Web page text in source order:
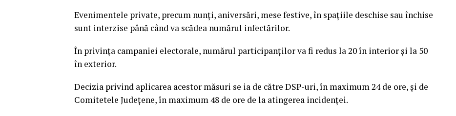
Evenimentele private, precum nunți, aniversări, mese festive, în spațiile deschise sau închise
sunt interzise până când va scădea numărul infectărilor.
În privința campaniei electorale, numărul participanților va fi redus la 20 în interior și la 50
în exterior.
Decizia privind aplicarea acestor măsuri se ia de către DSP-uri, în maximum 24 de ore, și de
Comitetele Județene, în maximum 48 de ore de la atingerea incidenței.